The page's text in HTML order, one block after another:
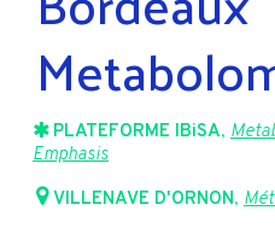
PLATEFORME IBiSA,
Emphasis
VILLENAVE D'ORNON,